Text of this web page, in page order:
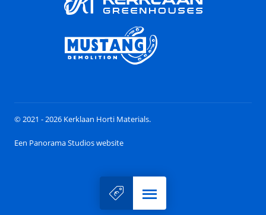
Menu
© 2021 - 2026 Kerklaan Horti Materials.
Een Panorama Studios website